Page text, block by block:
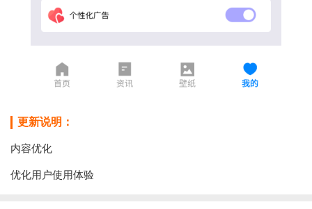
更新说明：
内容优化
优化用户使用体验